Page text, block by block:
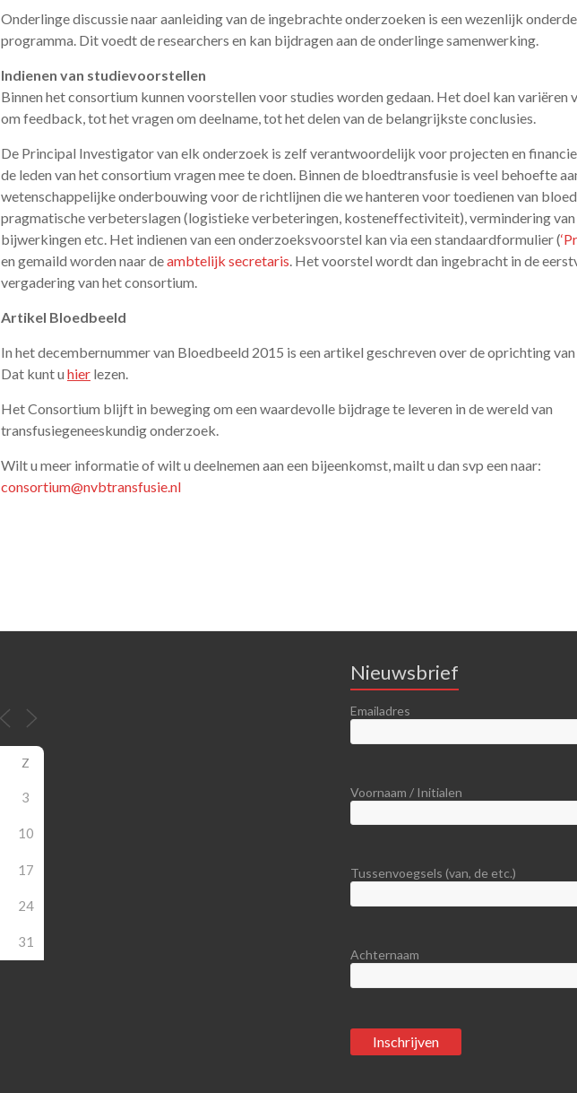
Onderlinge discussie naar aanleiding van de ingebrachte onderzoeken is een wezenlijk
programma. Dit voedt de researchers en kan bijdragen aan de onderlinge samenwerking.
Indienen van studievoorstellen
Binnen het consortium kunnen voorstellen voor studies worden gedaan. Het doel kan variëren
om feedback, tot het vragen om deelname, tot het delen van de belangrijkste conclusies.
De Principal Investigator van elk onderzoek is zelf verantwoordelijk voor projecten en
de leden van het consortium vragen mee te doen. Binnen de bloedtransfusie is veel behoefte
wetenschappelijke onderbouwing voor de richtlijnen die we hanteren voor toedienen van
pragmatische verbeterslagen (logistieke verbeteringen, kosteneffectiviteit), vermindering van
bijwerkingen etc. Het indienen van een onderzoeksvoorstel kan via een standaardformulier (
en gemaild worden naar deambtelijk secretaris. Het voorstel wordt dan ingebracht in de
vergadering van het consortium.
Artikel Bloedbeeld
In het decembernummer van Bloedbeeld 2015 is een artikel geschreven over de oprichting
Dat kunt u hier lezen.
Het Consortium blijft in beweging om een waardevolle bijdrage te leveren in de wereld van
transfusiegeneeskundig onderzoek.
Wilt u meer informatie of wilt u deelnemen aan een bijeenkomst, mailt u dan svp een naar:
consortium@nvbtransfusie.nl
Z
3
10
17
24
31
Nieuwsbrief
Emailadres
Voornaam / Initialen
Tussenvoegsels (van, de etc.)
Achternaam